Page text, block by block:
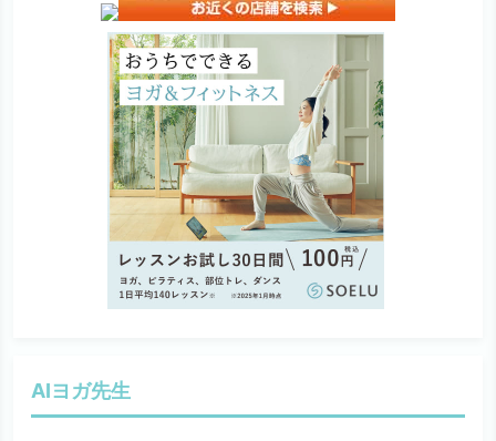
AIヨガ先生